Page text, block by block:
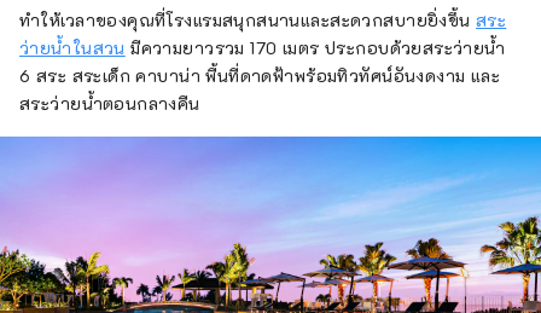
ทำให้เวลาของคุณที่โรงแรมสนุกสนานและสะดวกสบายยิ่งขึ้นสระ
ว่ายน้ำในสวน มีความยาวรวม 170 เมตร ประกอบด้วยสระว่ายน้ำ
6 สระ สระเด็ก คาบาน่า พื้นที่ดาดฟ้าพร้อมทิวทัศน์อันงดงาม และ
สระว่ายน้ำตอนกลางคืน